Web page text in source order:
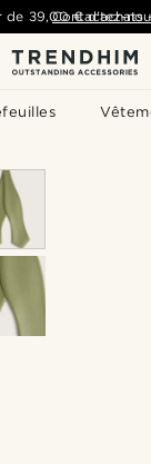
de 39,00 € d'achats
Contactez-